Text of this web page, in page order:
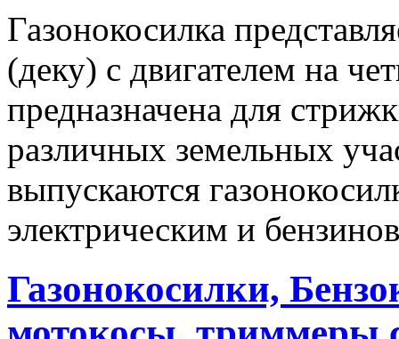
Газонокосилка
(деку) с двигателем на
предназначена для
различных земельных
выпускаются
электрическим и
Газонокосилки,